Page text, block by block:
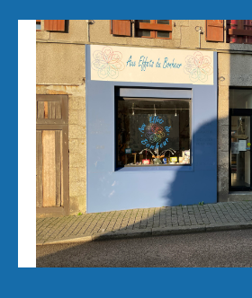
Aux Effets du Bonheur
de la Tour 29870 Lannilis